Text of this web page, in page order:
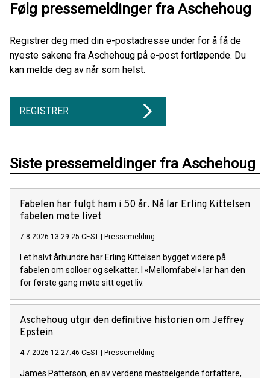
Følg pressemeldinger fra Aschehoug
Registrer deg med din e-postadresse under for å få de
nyeste sakene fra Aschehoug på e-post fortløpende. Du
kan melde deg av når som helst.
REGISTRER
Siste pressemeldinger fra Aschehoug
Fabelen har fulgt ham i 50 år. Nå lar Erling Kittelsen
fabelen møte livet
7.8.2026 13:29:25 CEST Pressemelding
I et halvt århundre har Erling Kittelsen bygget videre på
fabelen om solloer og selkatter. I «Mellomfabel» lar han den
for første gang møte sitt eget liv.
Aschehoug utgir den definitive historien om Jeffrey
Epstein
4.7.2026 12:27:46 CEST Pressemelding
James Patterson, en av verdens mestselgende forfattere,